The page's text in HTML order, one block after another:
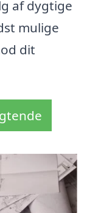
af dygtige
mulige
dit